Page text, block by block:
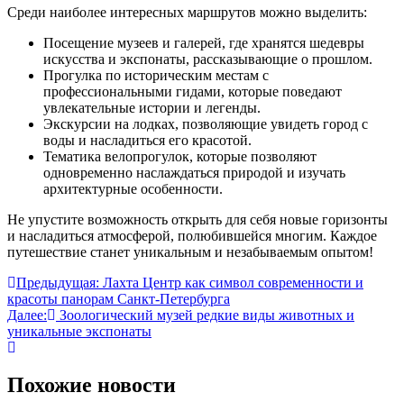
Среди наиболее интересных маршрутов можно выделить:
Посещение музеев и галерей, где хранятся шедевры
искусства и экспонаты, рассказывающие о прошлом.
Прогулка по историческим местам с
профессиональными гидами, которые поведают
увлекательные истории и легенды.
Экскурсии на лодках, позволяющие увидеть город с
воды и насладиться его красотой.
Тематика велопрогулок, которые позволяют
одновременно наслаждаться природой и изучать
архитектурные особенности.
Не упустите возможность открыть для себя новые горизонты
и насладиться атмосферой, полюбившейся многим. Каждое
путешествие станет уникальным и незабываемым опытом!
Навигация
по
записям
Предыдущая: Лахта Центр как символ современности и
красоты панорам Санкт-Петербурга
Далее:
Зоологический музей редкие виды животных и
уникальные экспонаты
Похожие новости